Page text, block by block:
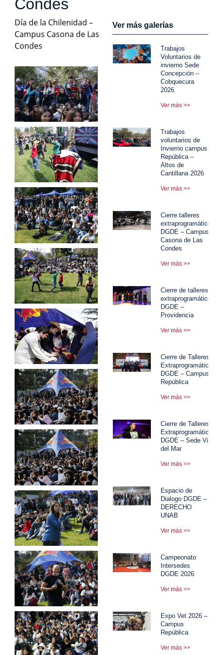
Condes
Día de la Chilenidad –
Campus Casona de Las
Condes
Ver más galerías
Trabajos
Voluntarios de
invierno Sede
Concepción –
Cobquecura
2026
Ver más >>
Trabajos
voluntarios de
Invierno campus
República –
Altos de
Cantillana 2026
Ver más >>
Cierre talleres
extraprogramáticos
DGDE – Campus
Casona de Las
Condes
Ver más >>
Cierre de talleres
extraprogramáticos
DGDE –
Providencia
Ver más >>
Cierre de Talleres
Extraprogramáticos
DGDE – Campus
República
Ver más >>
Cierre de Talleres
Extraprogramáticos
DGDE – Sede Viña
del Mar
Ver más >>
Espacio de
Dialogo DGDE –
DERECHO
UNAB
Ver más >>
Campeonato
Intersedes
DGDE 2026
Ver más >>
Expo Vet 2026 –
Campus
República
Ver más >>